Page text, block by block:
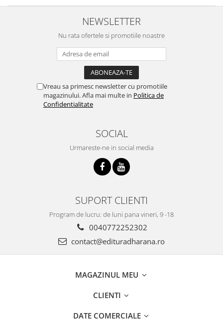
NEWSLETTER
Nu rata ofertele si promotiile noastre
Vreau sa primesc newsletter cu promotiile
magazinului. Afla mai multe in Politica de
Confidentialitate
SOCIAL
Urmareste-ne in social media
SUPORT CLIENTI
Program de lucru: de luni pana vineri, 9 -18
0040772252302
contact@edituradharana.ro
MAGAZINUL MEU
CLIENTI
DATE COMERCIALE